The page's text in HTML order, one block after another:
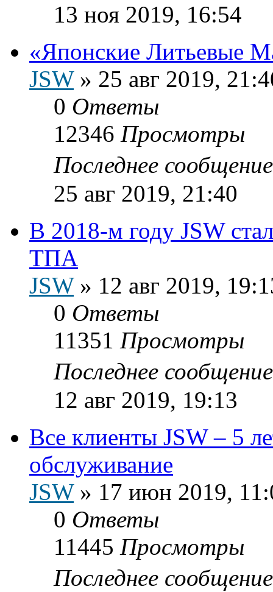
13 ноя 2019, 16:54
«Японские Литьевые
JSW» 25 авг 2019,
0 Ответы
12346 Просмотры
Последнее
25 авг 2019, 21:40
В 2018-м году JSW
ТПА
JSW» 12 авг 2019,
0 Ответы
11351 Просмотры
Последнее
12 авг 2019, 19:13
Все клиенты JSW – 5
обслуживание
JSW» 17 июн 2019,
0 Ответы
11445 Просмотры
Последнее